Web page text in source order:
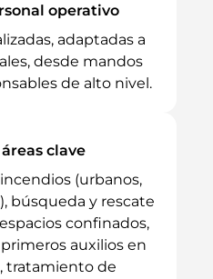
operativo
adaptadas a
desde mandos
de alto nivel.
clave
(urbanos,
búsqueda y rescate
confinados,
auxilios en
tratamiento de